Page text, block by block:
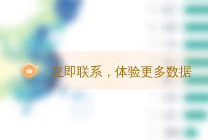
立即联系，体验更多数据